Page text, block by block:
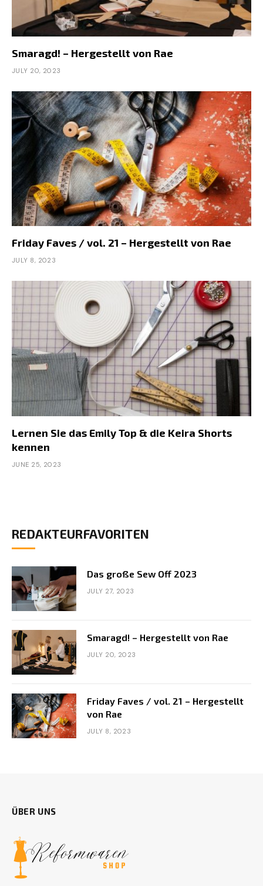
Smaragd! – Hergestellt von Rae
JULY 20, 2023
Friday Faves / vol. 21 – Hergestellt von Rae
JULY 8, 2023
Lernen Sie das Emily Top & die Keira Shorts
kennen
JUNE 25, 2023
REDAKTEURFAVORITEN
Das große Sew Off 2023
JULY 27, 2023
Smaragd! – Hergestellt von Rae
JULY 20, 2023
Friday Faves / vol. 21 – Hergestellt
von Rae
JULY 8, 2023
ÜBER UNS